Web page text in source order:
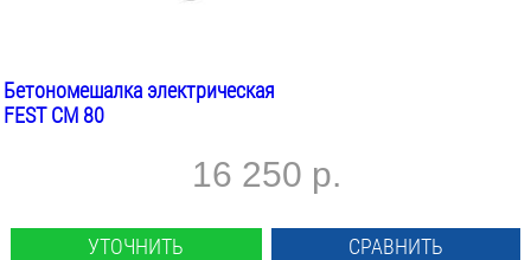
Бетономешалка электрическая
FEST СМ 80
16 250 р.
УТОЧНИТЬ СРАВНИТЬ